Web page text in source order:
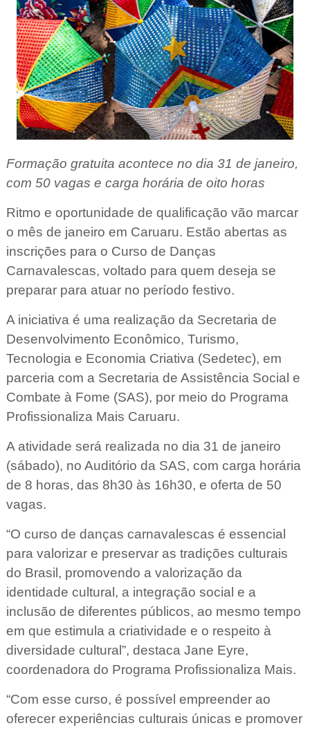
Formação gratuita acontece no dia 31 de janeiro,
com 50 vagas e carga horária de oito horas
Ritmo e oportunidade de qualificação vão marcar
o mês de janeiro em Caruaru. Estão abertas as
inscrições para o Curso de Danças
Carnavalescas, voltado para quem deseja se
preparar para atuar no período festivo.
A iniciativa é uma realização da Secretaria de
Desenvolvimento Econômico, Turismo,
Tecnologia e Economia Criativa (Sedetec), em
parceria com a Secretaria de Assistência Social e
Combate à Fome (SAS), por meio do Programa
Profissionaliza Mais Caruaru.
A atividade será realizada no dia 31 de janeiro
(sábado), no Auditório da SAS, com carga horária
de 8 horas, das 8h30 às 16h30, e oferta de 50
vagas.
“O curso de danças carnavalescas é essencial
para valorizar e preservar as tradições culturais
do Brasil, promovendo a valorização da
identidade cultural, a integração social e a
inclusão de diferentes públicos, ao mesmo tempo
em que estimula a criatividade e o respeito à
diversidade cultural”, destaca Jane Eyre,
coordenadora do Programa Profissionaliza Mais.
“Com esse curso, é possível empreender ao
oferecer experiências culturais únicas e promover